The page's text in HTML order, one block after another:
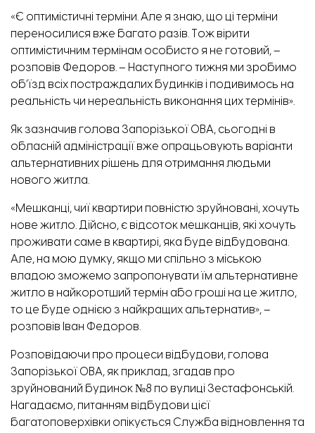
«Є оптимістичні терміни. Але я знаю, що ці терміни
переносилися вже багато разів. Тож вірити
оптимістичним термінам особисто я не готовий, –
розповів Федоров. – Наступного тижня ми зробимо
об’їзд всіх постраждалих будинків і подивимось на
реальність чи нереальність виконання цих термінів».
Як зазначив голова Запорізької ОВА, сьогодні в
обласній адміністрації вже опрацьовують варіанти
альтернативних рішень для отримання людьми
нового житла.
«Мешканці, чиї квартири повністю зруйновані, хочуть
нове житло. Дійсно, є відсоток мешканців, які хочуть
проживати саме в квартирі, яка буде відбудована.
Але, на мою думку, якщо ми спільно з міською
владою зможемо запропонувати їм альтернативне
житло в найкоротший термін або гроші на це житло,
то це буде однією з найкращих альтернатив», –
розповів Іван Федоров.
Розповідаючи про процеси відбудови, голова
Запорізької ОВА, як приклад, згадав про
зруйнований будинок №8 по вулиці Зестафонській.
Нагадаємо, питанням відбудови цієї
багатоповерхівки опікується Служба відновлення та